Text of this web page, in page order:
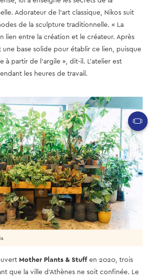
Adorateur de l'art classique, Nikos suit
de la sculpture traditionnelle. « La
lien entre la création et le créateur. Après
base solide pour établir ce lien, puisque
à partir de l'argile », dit-il. L'atelier est
les heures de travail.
Mother Plants & Stuff en 2020, trois
que la ville d’Athènes ne soit confinée. Le